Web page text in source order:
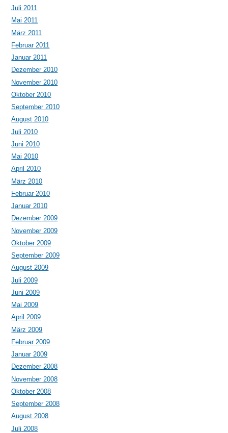
Juli 2011
Mai 2011
März 2011
Februar 2011
Januar 2011
Dezember 2010
November 2010
Oktober 2010
September 2010
August 2010
Juli 2010
Juni 2010
Mai 2010
April 2010
März 2010
Februar 2010
Januar 2010
Dezember 2009
November 2009
Oktober 2009
September 2009
August 2009
Juli 2009
Juni 2009
Mai 2009
April 2009
März 2009
Februar 2009
Januar 2009
Dezember 2008
November 2008
Oktober 2008
September 2008
August 2008
Juli 2008